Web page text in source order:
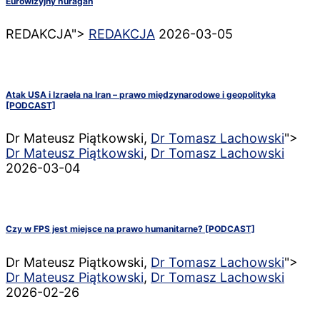
REDAKCJA"> REDAKCJA 2026-03-05
Atak USA i Izraela na Iran – prawo międzynarodowe i geopolityka
[PODCAST]
Dr Mateusz Piątkowski, Dr Tomasz Lachowski">
Dr Mateusz Piątkowski, Dr Tomasz Lachowski
2026-03-04
Czy w FPS jest miejsce na prawo humanitarne? [PODCAST]
Dr Mateusz Piątkowski, Dr Tomasz Lachowski">
Dr Mateusz Piątkowski, Dr Tomasz Lachowski
2026-02-26